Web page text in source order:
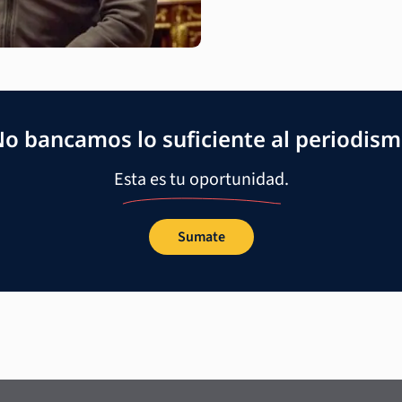
bancamos lo suficiente al
Esta es tu oportunidad.
Sumate